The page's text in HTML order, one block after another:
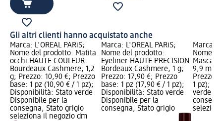
Gli altri clienti hanno acquistato anche
Marca: L'ORÉAL PARiS;
Nome del prodotto: Matita
occhi HAUTE COULEUR
Bourdeaux Cashmere, 1,2
g; Prezzo: 10,90 €; Prezzo
base: 1 pz (10,90 € / 1 pz);
Disponibilità: Stato verde
Disponibile per la
consegna, Stato grigio
seleziona il negozio dm
Marca: L'ORÉAL PARiS;
Nome del prodotto:
Eyeliner HAUTE PRECISION
Bordeaux Cashmere, 1 g;
Prezzo: 17,90 €; Prezzo
base: 1 pz (17,90 € / 1 pz);
Disponibilità: Stato verde
Disponibile per la
consegna, Stato grigio
Marca:
Nome
Mascara
9,9 ml;
Prezzo
1 pz);
verde